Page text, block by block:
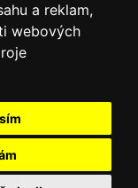
a reklam,
webových